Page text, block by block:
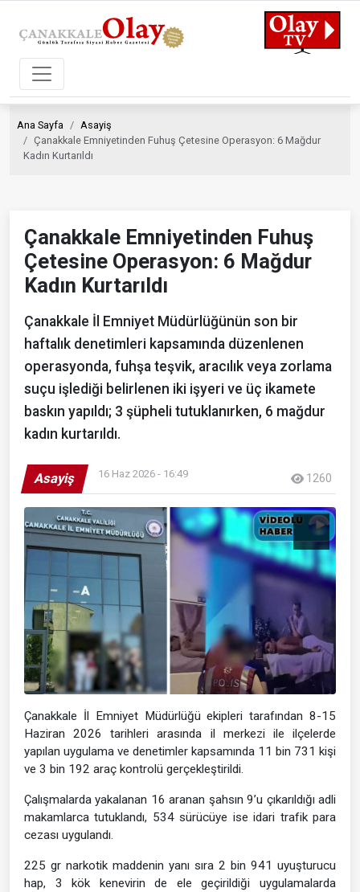
Ana Sayfa
Asayiş
Çanakkale Emniyetinden Fuhuş Çetesine Operasyon: 6 Mağdur
Kadın Kurtarıldı
Çanakkale Emniyetinden Fuhuş
Çetesine Operasyon: 6 Mağdur
Kadın Kurtarıldı
Çanakkale İl Emniyet Müdürlüğünün son bir
haftalık denetimleri kapsamında düzenlenen
operasyonda, fuhşa teşvik, aracılık veya zorlama
suçu işlediği belirlenen iki işyeri ve üç ikamete
baskın yapıldı; 3 şüpheli tutuklanırken, 6 mağdur
kadın kurtarıldı.
Asayiş 16 Haz 2026 - 16:49 1260
Çanakkale İl Emniyet Müdürlüğü ekipleri tarafından 8-15
Haziran 2026 tarihleri arasında il merkezi ile ilçelerde
yapılan uygulama ve denetimler kapsamında 11 bin 731 kişi
ve 3 bin 192 araç kontrolü gerçekleştirildi.
Çalışmalarda yakalanan 16 aranan şahsın 9’u çıkarıldığı adli
makamlarca tutuklandı, 534 sürücüye ise idari trafik para
cezası uygulandı.
225 gr narkotik maddenin yanı sıra 2 bin 941 uyuşturucu
hap, 3 kök kenevirin de ele geçirildiği uygulamalarda